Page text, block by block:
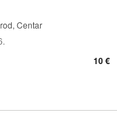
Centar
10 €